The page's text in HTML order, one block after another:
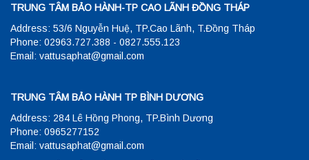
TRUNG TÂM BẢO HÀNH-TP CAO LÃNH ĐỒNG THÁP
Address: 53/6 Nguyễn Huệ, TP.Cao Lãnh, T.Đồng Tháp
Phone: 02963.727.388 - 0827.555.123
Email: vattusaphat@gmail.com
TRUNG TÂM BẢO HÀNH TP BÌNH DƯƠNG
Address: 284 Lê Hồng Phong, TP.Bình Dương
Phone: 0965277152
Email: vattusaphat@gmail.com